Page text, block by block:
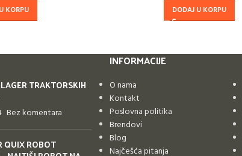
KORPU DODAJ U KORPU
TRAKTORSKIH
Bez komentara
QUIX ROBOT
INFORMACIJE
O nama
Kontakt
Poslovna politika
Brendovi
Blog
Najčešća pitanja